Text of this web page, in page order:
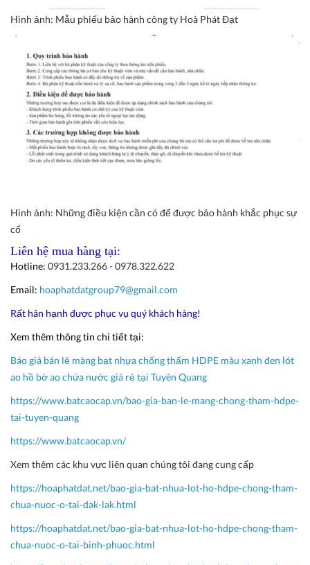
Hình ảnh: Mẫu phiếu bảo hành công ty Hoà Phát Đạt
Hình ảnh: Những điều kiện cần có để được bảo hành khắc phục sự
cố
Liên hệ mua hàng tại:
Hotline: 0931.233.266 - 0978.322.622
Email: hoaphatdatgroup79@gmail.com
Rất hân hạnh được phục vụ quý khách hàng!
Xem thêm thông tin chi tiết tại:
Báo giá bán lẻ màng bạt nhựa chống thấm HDPE màu xanh đen lót
ao hồ bờ ao chứa nước giá rẻ tại Tuyên Quang
https://www.batcaocap.vn/bao-gia-ban-le-mang-chong-tham-hdpe-
tai-tuyen-quang
https://www.batcaocap.vn/
Xem thêm các khu vực liên quan chúng tôi đang cung cấp
https://hoaphatdat.net/bao-gia-bat-nhua-lot-ho-hdpe-chong-tham-
chua-nuoc-o-tai-dak-lak.html
https://hoaphatdat.net/bao-gia-bat-nhua-lot-ho-hdpe-chong-tham-
chua-nuoc-o-tai-binh-phuoc.html